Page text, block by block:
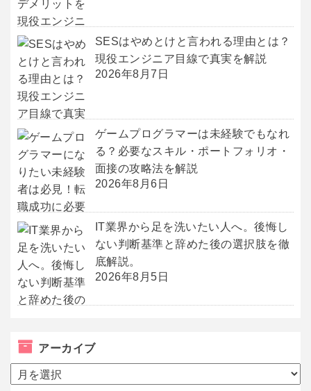
SESはやめとけと言われる理由とは？
現役エンジニア目線で真実を解説
2026年8月7日
ゲームプログラマーは未経験でもなれ
る？必要なスキル・ポートフォリオ・
面接の攻略法を解説
2026年8月6日
IT業界から足を洗いたい人へ。後悔し
ない判断基準と辞めた後の選択肢を徹
底解説。
2026年8月5日
アーカイブ
ア
ー